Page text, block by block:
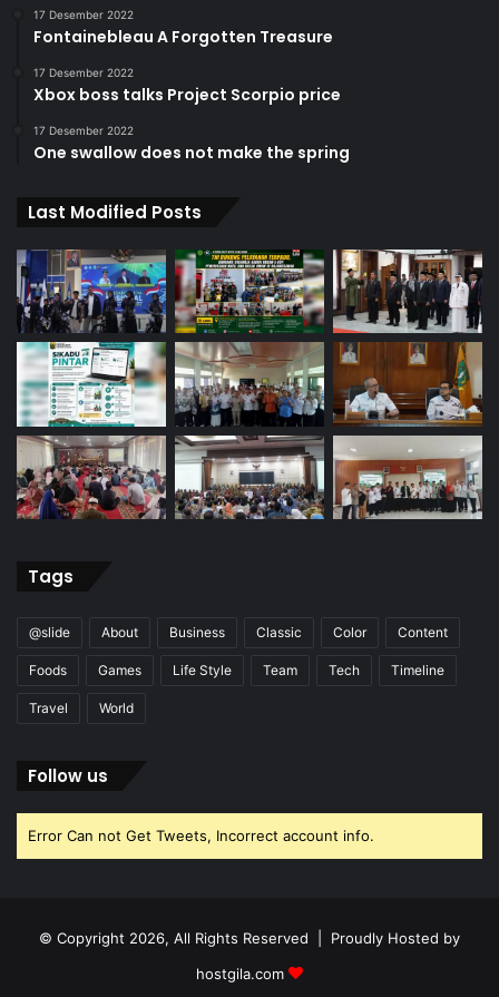
17 Desember 2022
Fontainebleau A Forgotten Treasure
17 Desember 2022
Xbox boss talks Project Scorpio price
17 Desember 2022
One swallow does not make the spring
Last Modified Posts
Tags
@slide About Business Classic Color Content
Foods Games Life Style Team Tech Timeline
Travel World
Follow us
Error Can not Get Tweets, Incorrect account info.
© Copyright 2026, All Rights Reserved | Proudly Hosted by
hostgila.com